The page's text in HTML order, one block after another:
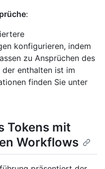
:
konfigurieren, indem
zu Ansprüchen des
der enthalten ist im
finden Sie unter
Tokens mit
Workflows